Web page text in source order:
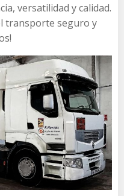
versatilidad y calidad.
transporte seguro y